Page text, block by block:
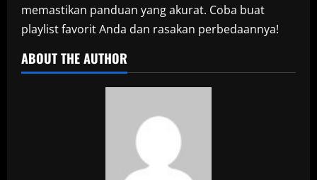
memastikan panduan yang akurat. Coba buat
playlist favorit Anda dan rasakan perbedaannya!
ABOUT THE AUTHOR